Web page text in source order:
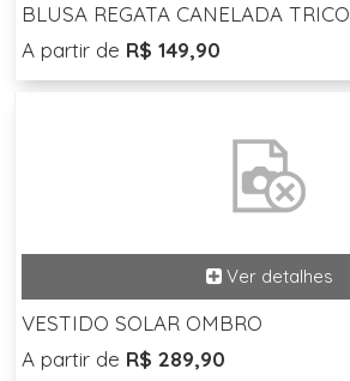
BLUSA REGATA CANELADA TRICO
A partir de R$ 149,90
VESTIDO SOLAR OMBRO
A partir de R$ 289,90